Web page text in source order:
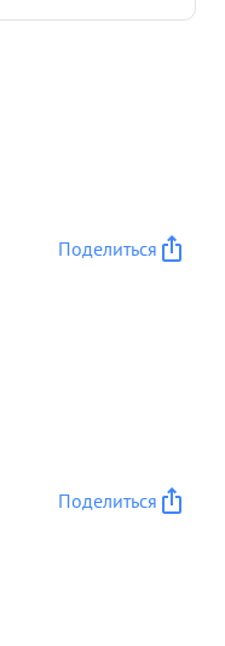
и танки про
Поделиться
Поделиться